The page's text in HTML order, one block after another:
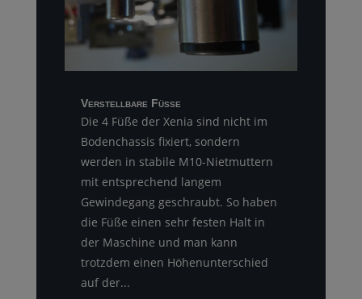
Verstellbare Füße
Die 4 Füße der Xenia sind nicht im
Bodenchassis fixiert, sondern
werden in stabile M10-Nietmuttern
mit entsprechend langem
Gewindegang geschraubt. So haben
die Füße einen sehr festen Halt in
der Maschine und man kann
trotzdem einen Höhenunterschied
auf der...